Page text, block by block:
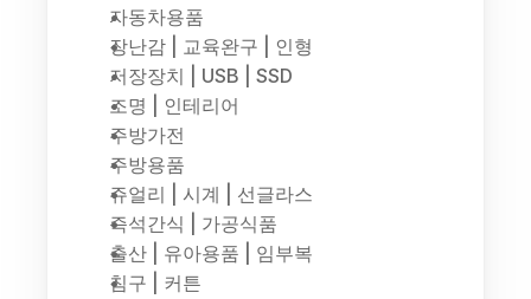
자동차용품
장난감 | 교육완구 | 인형
저장장치 | USB | SSD
조명 | 인테리어
주방가전
주방용품
쥬얼리 | 시계 | 선글라스
즉석간식 | 가공식품
출산 | 유아용품 | 임부복
침구 | 커튼